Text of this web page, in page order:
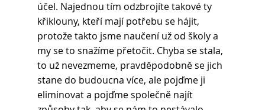
účel. Najednou tím odzbrojíte takové ty
křiklouny, kteří mají potřebu se hájit,
protože takto jsme naučení už od školy a
my se to snažíme přetočit. Chyba se stala,
to už nevezmeme, pravděpodobně se jich
stane do budoucna více, ale pojďme ji
eliminovat a pojďme společně najít